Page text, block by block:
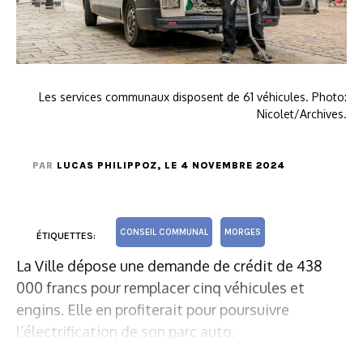
Les services communaux disposent de 61 véhicules. Photo:
Nicolet/Archives.
PAR LUCAS PHILIPPOZ, LE 4 NOVEMBRE 2024
ÉTIQUETTES: CONSEIL COMMUNAL MORGES
La Ville dépose une demande de crédit de 438
000 francs pour remplacer cinq véhicules et
engins. Elle en profiterait pour poursuivre
l’électrification de son parc auto.